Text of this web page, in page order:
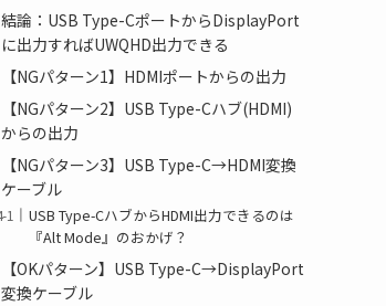
結論：USB Type-CポートからDisplayPort
に出力すればUWQHD出力できる
【NGパターン1】HDMIポートからの出力
【NGパターン2】USB Type-Cハブ(HDMI)
からの出力
【NGパターン3】USB Type-C→HDMI変換
ケーブル
USB Type-CハブからHDMI出力できるのは
『Alt Mode』のおかげ？
【OKパターン】USB Type-C→DisplayPort
変換ケーブル